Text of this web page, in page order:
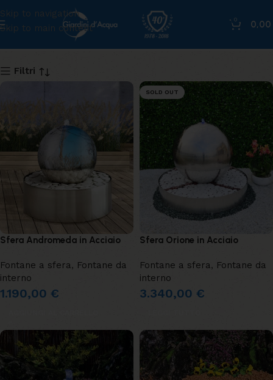
Skip to navigation
Skip to main content
0 0,00
sfera
Filtri
Sfera Andromeda in Acciaio
Fontane a sfera, Fontane da
interno
1.190,00 €
SOLD OUT
Sfera Orione in Acciaio
Fontane a sfera, Fontane da
interno
3.340,00 €